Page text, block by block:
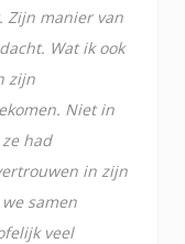
Zijn manier van
Wat ik ook
zijn
Niet in
had
in zijn
samen
veel